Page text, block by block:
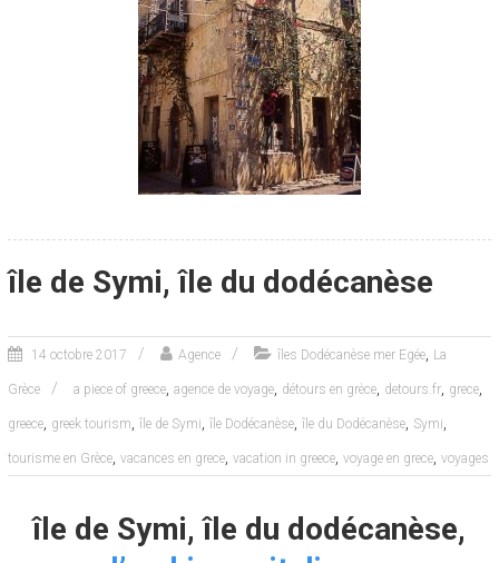
île de Symi, île du dodécanèse
14 octobre 2017 Agence îles Dodécanèse mer Egée, La
Grèce a piece of greece, agence de voyage, détours en grèce, detours.fr, grece,
greece, greek tourism île de Symi île Dodécanèse, île du Dodécanèse, Symi
tourisme en Grèce, vacances en grece, vacation in greece, voyage en grece, voyages
île de Symi, île du dodécanèse,